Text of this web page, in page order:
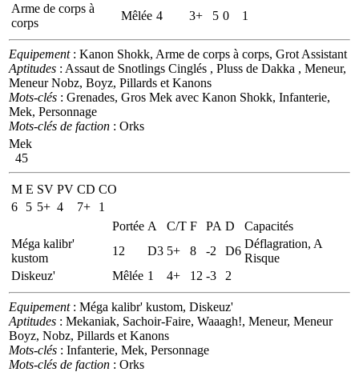
Arme de corps à
corps
Mêlée 4 3+ 5 0 1
Equipement: Kanon Shokk, Arme de corps à corps, Grot Assistant
Aptitudes : Assaut de Snotlings Cinglés , Pluss de Dakka , Meneur,
Meneur Nobz, Boyz, Pillards et Kanons
Mots-clés : Grenades, Gros Mek avec Kanon Shokk, Infanterie,
Mek, Personnage
Mots-clés de faction : Orks
Mek
45
M E SV PV CD CO
6
5 5+ 4 7+
1
Portée A C/T F PA D
Capacités
Méga kalibr'
kustom
12 D3 5+ 8 -2 D6
Déflagration, A
Risque
Diskeuz'
Mêlée 1 4+ 12 -3 2
Equipement: Méga kalibr' kustom, Diskeuz'
Aptitudes : Mekaniak, Sachoir-Faire, Waaagh!, Meneur, Meneur
Boyz, Nobz, Pillards et Kanons
Mots-clés : Infanterie, Mek, Personnage
Mots-clés de faction : Orks